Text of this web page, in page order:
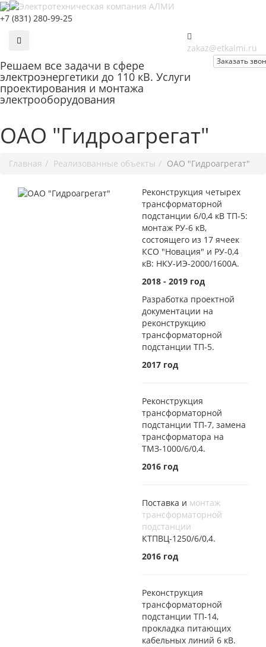
+7 (831) 280-99-25
zakaz@etkalmi.ru
Решаем все задачи в сфере
электроэнергетики до 110 кВ. Услуги
проектирования и монтажа
электрооборудования
Заказать
ОАО "Гидроагрегат"
Главная Реализованные объекты ОАО "Гидроагрегат"
Реконструкция четырех
трансформаторной
подстанции 6/0,4 кВ ТП-5:
монтаж РУ-6 кВ,
состоящего из 17 ячеек
КСО "Новация" и РУ-0,4
кВ: НКУ-ИЭ-2000/1600А.
2018 - 2019 год
Разработка проектной
документации на
реконструкцию
трансформаторной
подстанции ТП-5.
2017 год
Реконструкция
трансформаторной
подстанции ТП-7, замена
трансформатора на
ТМЗ-1000/6/0,4.
2016 год
Поставка и монтаж
трансформаторной
подстанции
КТПВЦ-1250/6/0,4.
2016 год
Реконструкция
трансформаторной
подстанции ТП-14,
прокладка питающих
кабельных линий 6 кВ.